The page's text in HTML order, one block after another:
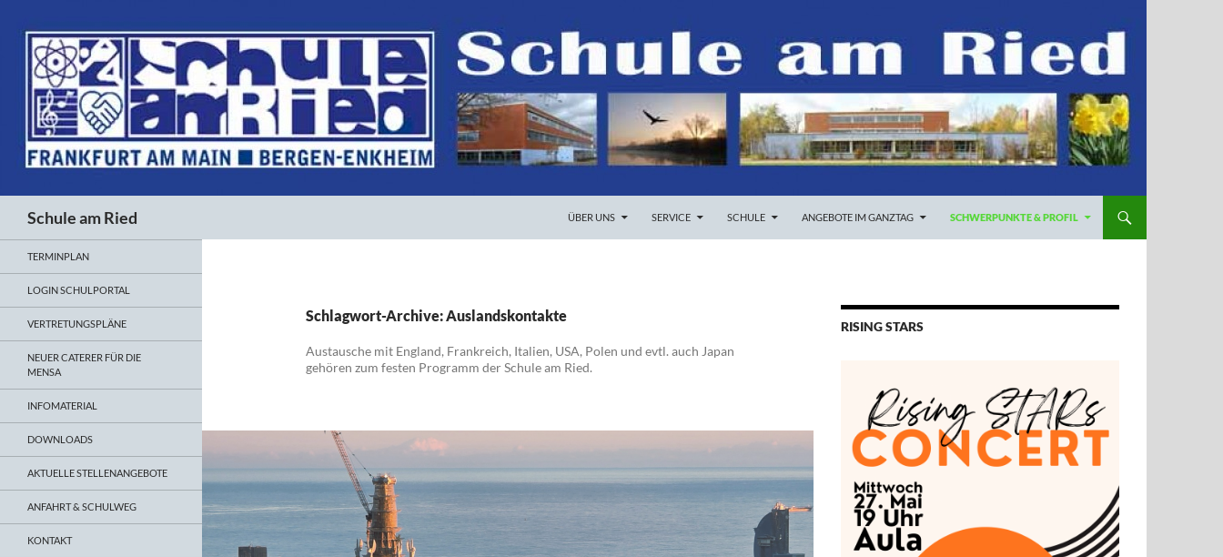
Schule am Ried
ÜBER UNS
SERVICE SCHULE ANGEBOTE IM GANZTAG SCHWERPUNKTE & PROFIL
Schlagwort-Archive: Auslandskontakte
Austausche mit England, Frankreich, Italien, USA, Polen und evtl. auch Japan
gehören zum festen Programm der Schule am Ried.
RISING STARS
TERMINPLAN
LOGIN SCHULPORTAL
VERTRETUNGSPLÄNE
NEUER CATERER FÜR DIE
MENSA
INFOMATERIAL
DOWNLOADS
AKTUELLE STELLENANGEBOTE
ANFAHRT & SCHULWEG
KONTAKT